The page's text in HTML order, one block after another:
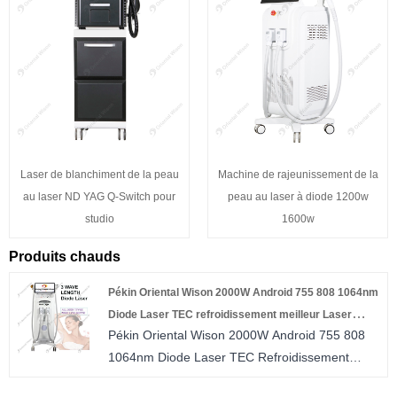
Laser de blanchiment de la peau
au laser ND YAG Q-Switch pour
studio
Machine de rajeunissement de la
peau au laser à diode 1200w
1600w
Produits chauds
Pékin Oriental Wison 2000W Android 755 808 1064nm
Diode Laser TEC refroidissement meilleur Laser
d'épilation
Pékin Oriental Wison 2000W Android 755 808
1064nm Diode Laser TEC Refroidissement